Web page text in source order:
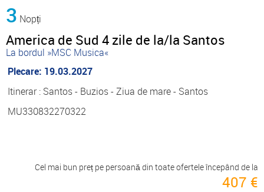
3 Nopți
America de Sud 4 zile de la/la Santos
La bordul »MSC Musica«
Plecare: 19.03.2027
Itinerar : Santos - Buzios - Ziua de mare - Santos
MU330832270322
Cel mai bun preț pe persoană din toate ofertele începând de la
407 €